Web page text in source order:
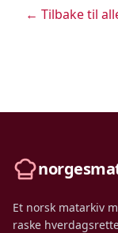
← Tilbake til
Et norsk matarkiv
raske